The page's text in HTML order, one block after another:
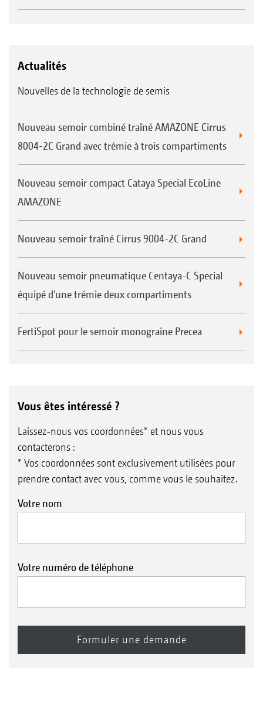
Actualités
Nouvelles de la technologie de semis
Nouveau semoir combiné traîné AMAZONE Cirrus
8004-2C Grand avec trémie à trois compartiments
Nouveau semoir compact Cataya Special EcoLine
AMAZONE
Nouveau semoir traîné Cirrus 9004-2C Grand
Nouveau semoir pneumatique Centaya-C Special
équipé d’une trémie deux compartiments
FertiSpot pour le semoir monograine Precea
Vous êtes intéressé ?
Laissez-nous vos coordonnées* et nous vous
contacterons :
* Vos coordonnées sont exclusivement utilisées pour
prendre contact avec vous, comme vous le souhaitez.
Votre nom
Votre numéro de téléphone